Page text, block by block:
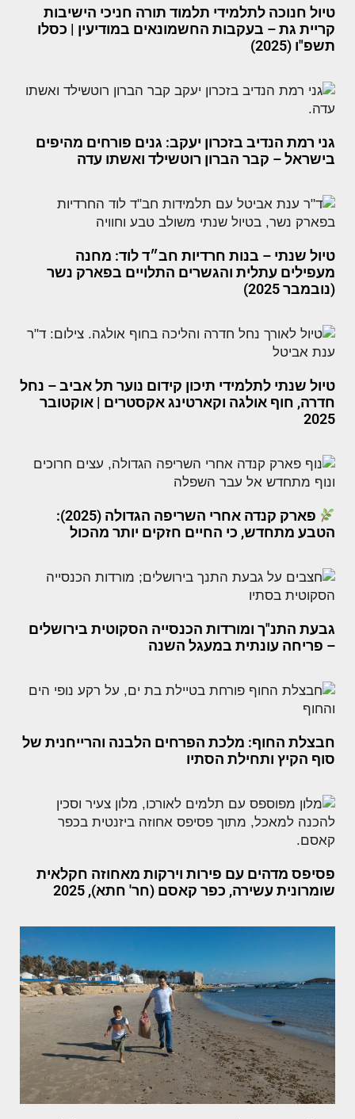
טיול חנוכה לתלמידי תלמוד תורה חניכי הישיבות
קריית גת – בעקבות החשמונאים במודיעין | כסלו
תשפ"ו (2025)
גני רמת הנדיב בזכרון יעקב: גנים פורחים מהיפים
בישראל – קבר הברון רוטשילד ואשתו עדה
טיול שנתי – בנות חרדיות חב״ד לוד: מחנה
מעפילים עתלית והגשרים התלויים בפארק נשר
(נובמבר 2025)
טיול שנתי לתלמידי תיכון קידום נוער תל אביב – נחל
חדרה, חוף אולגה וקארטינג אקסטרים | אוקטובר
2025
פארק קנדה אחרי השריפה הגדולה (2025):
הטבע מתחדש, כי החיים חזקים יותר מהכול
גבעת התנ"ך ומורדות הכנסייה הסקוטית בירושלים
– פריחה עונתית במעגל השנה
חבצלת החוף: מלכת הפרחים הלבנה והרייחנית של
סוף הקיץ ותחילת הסתיו
פסיפס מדהים עם פירות וירקות מאחוזה חקלאית
שומרונית עשירה, כפר קאסם (חר' חתא), 2025